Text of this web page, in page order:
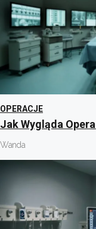
OPERACJE
Jak Wygląda
Wanda